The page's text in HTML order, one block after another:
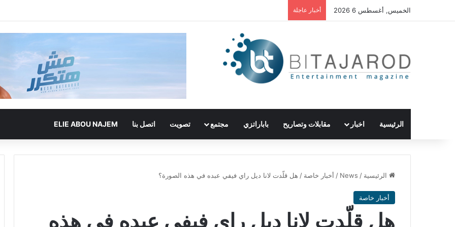
الخميس, أغسطس 6 2026 أخبار عاجلة
الرئيسية اخبار مقابلات وتصاريح باباراتزي مجتمع تصويت اتصل بنا ELIE ABOU NAJEM
الرئيسية /
News
/ أخبار خاصة / هل قلّدت لانا ديل راي فيفي عبده في هذه الصورة؟
أخبار خاصة
هل قلّدت لانا ديل راي فيفي عبده في هذه